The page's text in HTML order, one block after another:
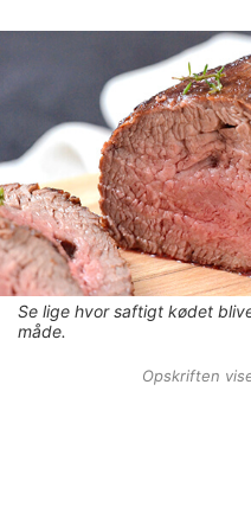
Se lige hvor saftigt kødet
måde.
Opskriften